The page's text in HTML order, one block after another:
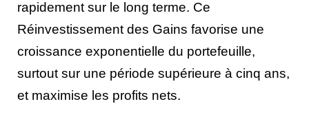
rapidement sur le long terme. Ce
Réinvestissement des Gains favorise une
croissance exponentielle du portefeuille,
surtout sur une période supérieure à cinq ans,
et maximise les profits nets.